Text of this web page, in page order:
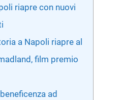
riapre con nuovi
a Napoli riapre al
film premio
ad